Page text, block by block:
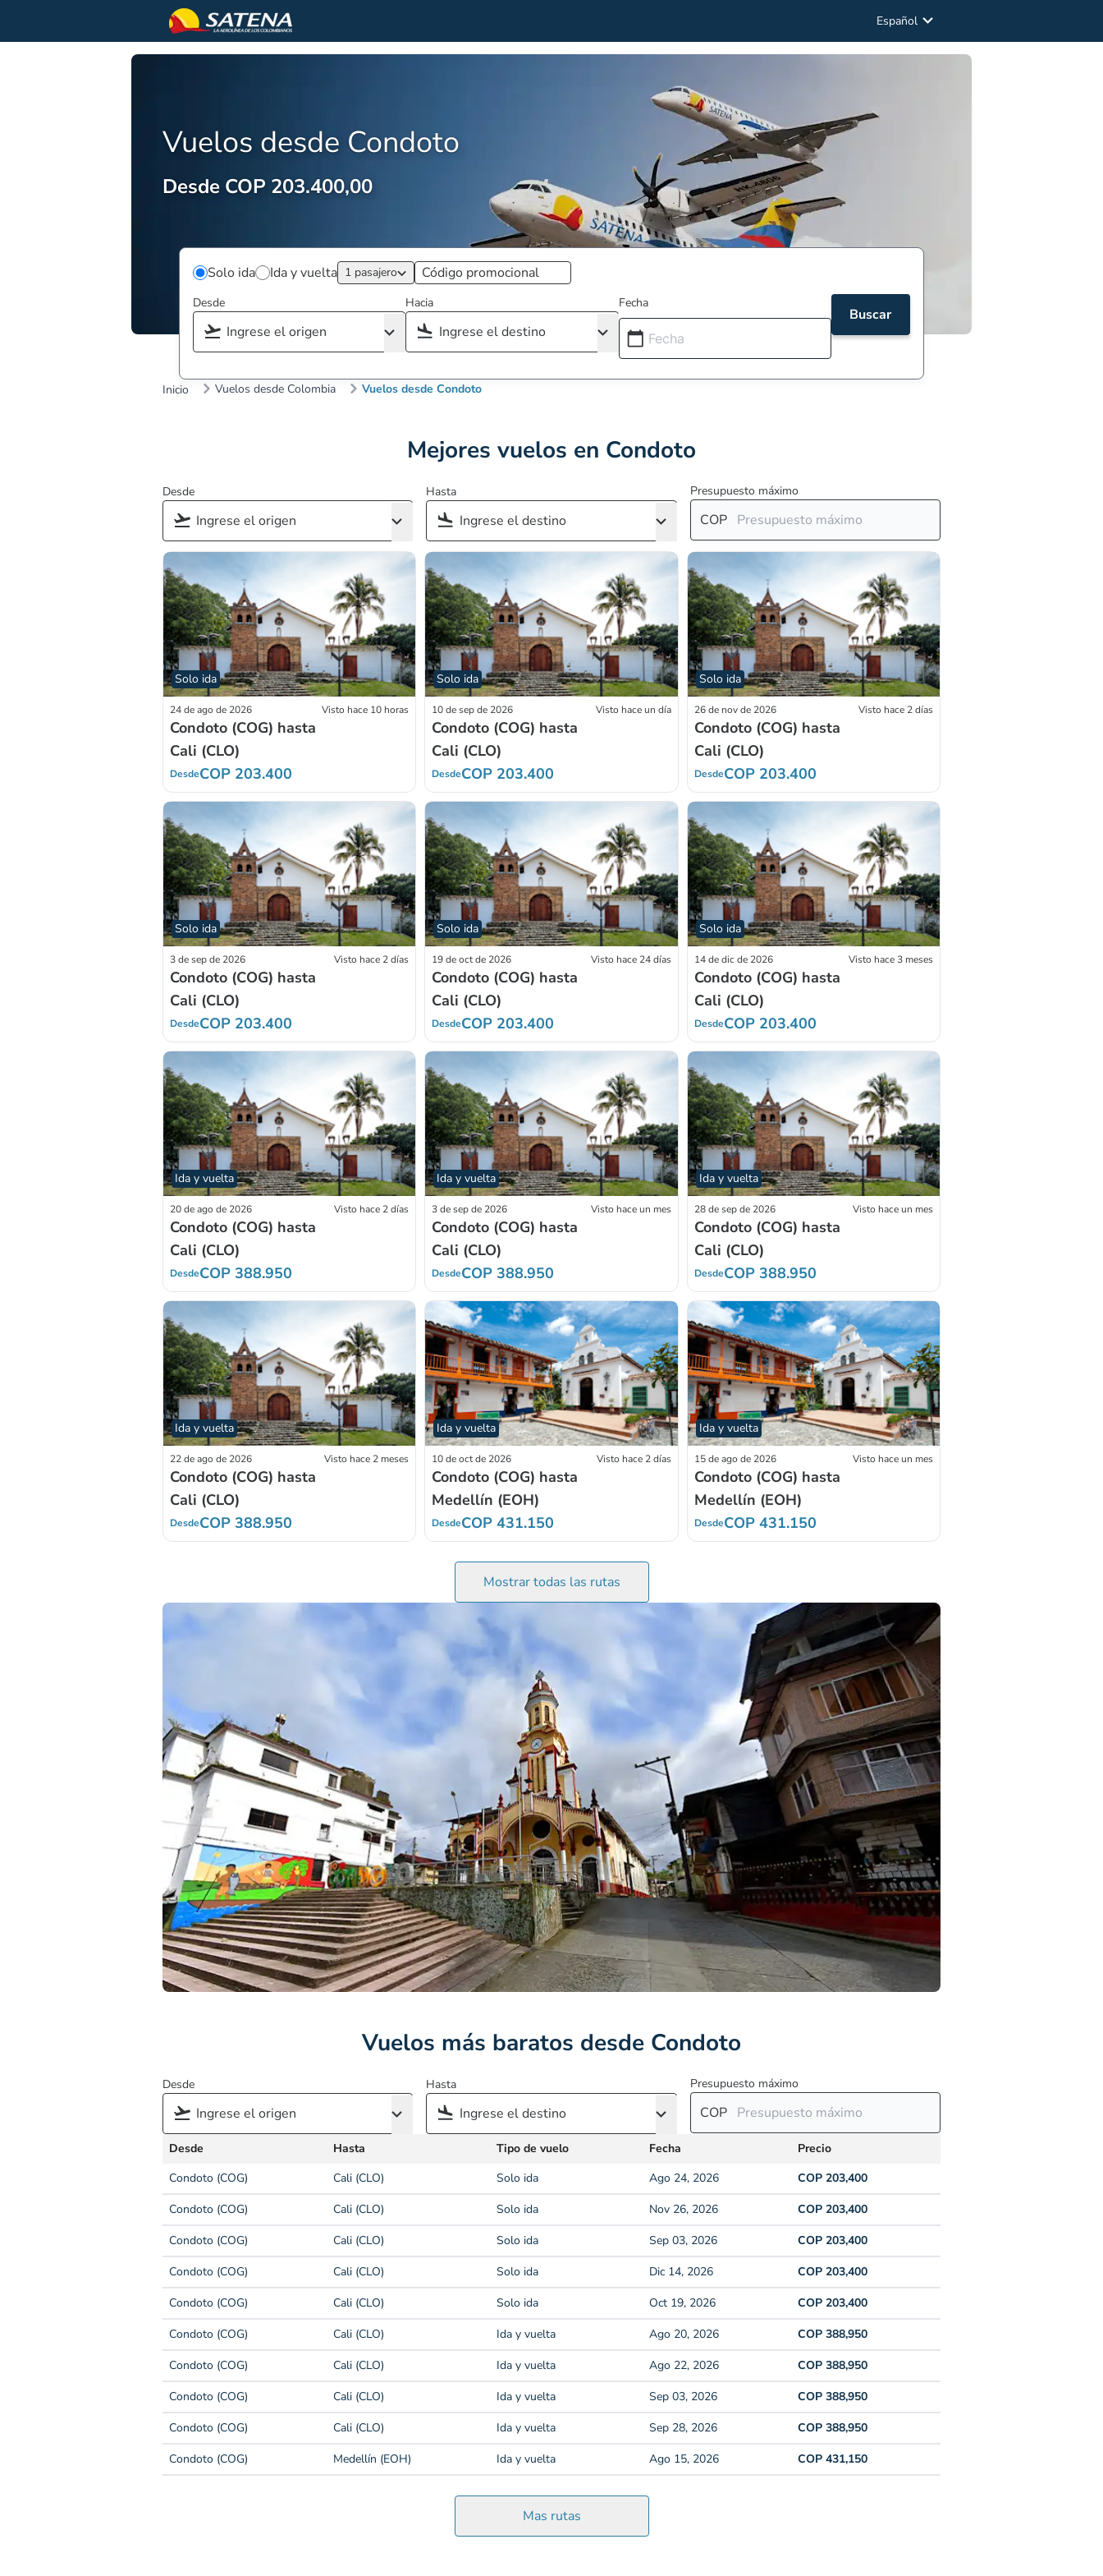
Español
Vuelos desde Condoto
Desde COP 203.400,00
Solo ida Ida y vuelta 1 pasajero
Desde
Hacia Fecha
Buscar
Inicio Vuelos desde Colombia Vuelos desde Condoto
Mejores vuelos en Condoto
Desde Hasta Presupuesto máximo
COP
Solo ida
24 de ago de 2026 Visto hace 10 horas
Condoto (COG) hasta
Cali (CLO)
DesdeCOP 203.400
Solo ida
10 de sep de 2026 Visto hace un día
Condoto (COG) hasta
Cali (CLO)
DesdeCOP 203.400
Solo ida
26 de nov de 2026 Visto hace 2 días
Condoto (COG) hasta
Cali (CLO)
DesdeCOP 203.400
Solo ida
3 de sep de 2026 Visto hace 2 días
Condoto (COG) hasta
Cali (CLO)
DesdeCOP 203.400
Solo ida
19 de oct de 2026 Visto hace 24 días
Condoto (COG) hasta
Cali (CLO)
DesdeCOP 203.400
Solo ida
14 de dic de 2026 Visto hace 3 meses
Condoto (COG) hasta
Cali (CLO)
DesdeCOP 203.400
Ida y vuelta
20 de ago de 2026 Visto hace 2 días
Condoto (COG) hasta
Cali (CLO)
DesdeCOP 388.950
Ida y vuelta
3 de sep de 2026 Visto hace un mes
Condoto (COG) hasta
Cali (CLO)
DesdeCOP 388.950
Ida y vuelta
28 de sep de 2026 Visto hace un mes
Condoto (COG) hasta
Cali (CLO)
DesdeCOP 388.950
Ida y vuelta
22 de ago de 2026 Visto hace 2 meses
Condoto (COG) hasta
Cali (CLO)
DesdeCOP 388.950
Ida y vuelta
10 de oct de 2026 Visto hace 2 días
Condoto (COG) hasta
Medellín (EOH)
DesdeCOP 431.150
Ida y vuelta
15 de ago de 2026 Visto hace un mes
Condoto (COG) hasta
Medellín (EOH)
DesdeCOP 431.150
Mostrar todas las rutas
Vuelos más baratos desde Condoto
Desde Hasta Presupuesto máximo
COP
Desde Hasta Tipo de vuelo Fecha
Precio
Condoto (COG)
Cali (CLO) Solo ida Ago 24, 2026
COP 203,400
Condoto (COG)
Cali (CLO) Solo ida Nov 26, 2026
COP 203,400
Condoto (COG)
Cali (CLO) Solo ida Sep 03, 2026
COP 203,400
Condoto (COG)
Cali (CLO) Solo ida Dic 14, 2026
COP 203,400
Condoto (COG)
Cali (CLO) Solo ida Oct 19, 2026
COP 203,400
Condoto (COG)
Cali (CLO) Ida y vuelta Ago 20, 2026
COP 388,950
Condoto (COG)
Cali (CLO) Ida y vuelta Ago 22, 2026
COP 388,950
Condoto (COG)
Cali (CLO) Ida y vuelta Sep 03, 2026
COP 388,950
Condoto (COG)
Cali (CLO) Ida y vuelta Sep 28, 2026
COP 388,950
Condoto (COG)
Medellín (EOH) Ida y vuelta Ago 15, 2026 COP 431,150
Mas rutas